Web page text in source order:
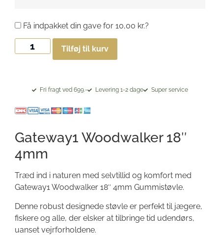
Tilføj til kurv
Få indpakket din gave for 10,00 kr.?
Fri fragt ved 699.- Levering 1-2 dage Super service
Gateway1 Woodwalker 18″
4mm
Træd ind i naturen med selvtillid og komfort med
Gateway1 Woodwalker 18″ 4mm Gummistøvle.
Denne robust designede støvle er perfekt til jægere,
fiskere og alle, der elsker at tilbringe tid udendørs,
uanset vejrforholdene.